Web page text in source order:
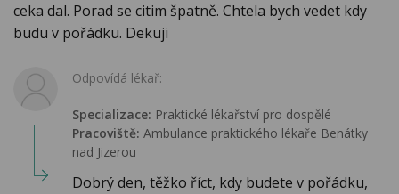
ceka dal. Porad se citim špatně. Chtela bych vedet kdy
budu v pořádku. Dekuji
Odpovídá lékař:
Specializace: Praktické lékařství pro dospělé
Pracoviště: Ambulance praktického lékaře Benátky
nad Jizerou
Dobrý den, těžko říct, kdy budete v pořádku,